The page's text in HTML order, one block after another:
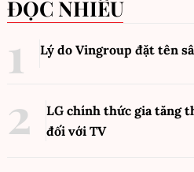
ĐỌC NHIỀU
Lý do Vingroup đặt tên
LG chính thức gia tăng
đối với TV